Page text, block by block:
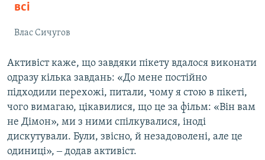
всі
Влас Сичугов
Активіст каже, що завдяки пікету вдалося виконати
одразу кілька завдань: «До мене постійно
підходили перехожі, питали, чому я стою в пікеті,
чого вимагаю, цікавилися, що це за фільм: «Він вам
не Дімон», ми з ними спілкувалися, іноді
дискутували. Були, звісно, й незадоволені, але це
одиниці», ‒ додав активіст.